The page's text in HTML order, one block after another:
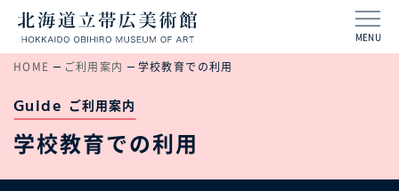
MENU
HOME ご利用案内 学校教育での利用
Guide ご利用案内
学校教育での利用